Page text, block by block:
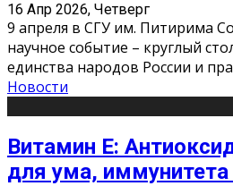
16 Апр 2026, Четверг
9 апреля в СГУ им. Питирима
научное событие – круглый
единства народов России и
Новости
Витамин Е:
для ума,